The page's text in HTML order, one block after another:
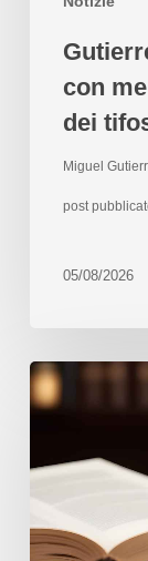
con
dei
Miguel
post
05/08/2026